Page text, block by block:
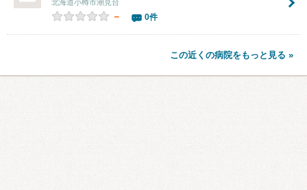
北海道小樽市潮見台
－ 0件
この近くの病院をもっと見る »